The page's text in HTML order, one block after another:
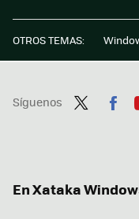
OTROS TEMAS:
Síguenos
En Xataka